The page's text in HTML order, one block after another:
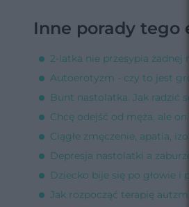
Inne porady tego
2-latka nie przesypia
Autoerotyzm - czy to jest
Bunt nastolatka. Jak radzić
Chcę odejść od męża, ale
Ciągłe zmęczenie, apatia,
Depresja nastolatki a
Dziecko bije się po głowie i
Jak rozpocząć terapię